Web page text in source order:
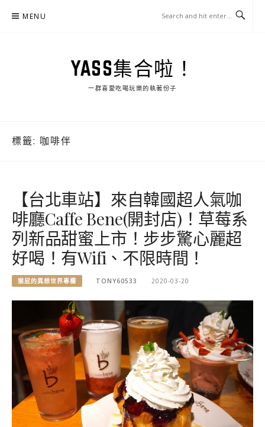
MENU
YASS集合啦！
一群喜愛吃喝玩樂的執著份子
標籤: 咖啡伴
【台北車站】來自韓國超人氣咖
啡廳Caffe Bene(開封店)！草莓系
列新品甜蜜上市！步步驚心麗超
好喝！有Wifi、不限時間！
猴屁的異想世界專欄 TONY60533 2020-03-20